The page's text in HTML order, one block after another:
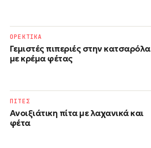
Γεμιστές πιπεριές στην κατσαρόλα
με κρέμα φέτας
ΟΡΕΚΤΙΚΑ
Ανοιξιάτικη πίτα με λαχανικά και
φέτα
ΠΙΤΕΣ